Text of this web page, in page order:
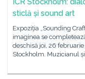
sticlă și sound art
Expoziția „Sounding
imaginea se
deschisă joi, 26
Stockholm. Muzicianul